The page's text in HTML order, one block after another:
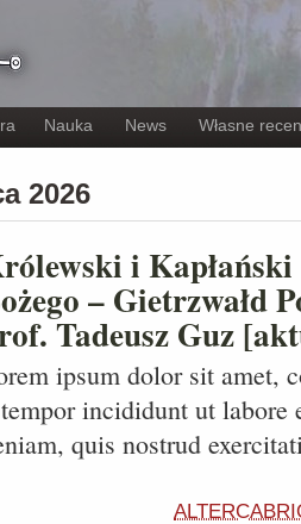
Nauka News Własne
2026
i
– Gietrzwałd
Tadeusz Guz
ipsum dolor sit amet,
incididunt ut labore
quis nostrud